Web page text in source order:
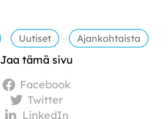
Uutiset Ajankohtaista
Jaa tämä sivu
Facebook
Twitter
LinkedIn